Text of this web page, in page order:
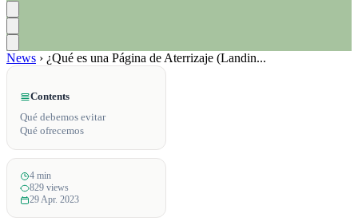
News › ¿Qué es una Página de Aterrizaje (Landin...
Contents
Qué debemos evitar
Qué ofrecemos
4 min
829 views
29 Apr. 2023